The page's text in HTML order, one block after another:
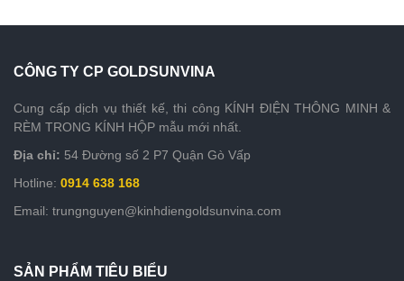
CÔNG TY CP GOLDSUNVINA
Cung cấp dịch vụ thiết kế, thi công KÍNH ĐIỆN THÔNG MINH &
RÈM TRONG KÍNH HỘP mẫu mới nhất.
Địa chỉ: 54 Đường số 2 P7 Quận Gò Vấp
Hotline: 0914 638 168
Email: trungnguyen@kinhdiengoldsunvina.com
SẢN PHẨM TIÊU BIỂU